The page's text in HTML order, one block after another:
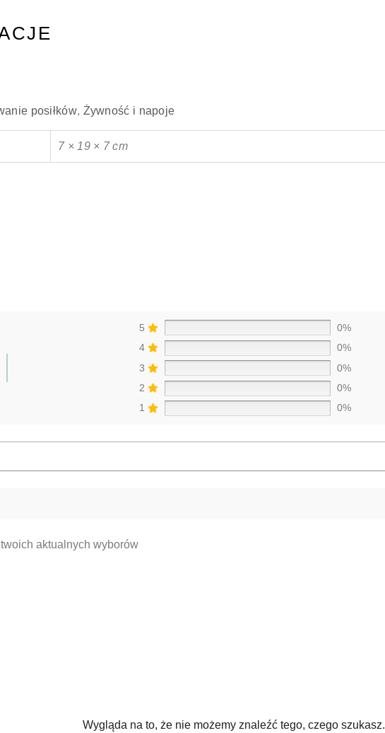
posiłków, Żywność i napoje
7 × 19 × 7 cm
5
0%
4
0%
3
0%
2
0%
1
0%
aktualnych wyborów
Wygląda na to, że nie możemy znaleźć tego, czego szukasz.